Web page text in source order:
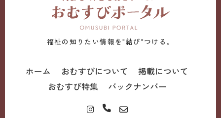
福祉の知りたい情報を"結び"つける。
ホーム おむすびについて
掲載について
おむすび特集
バックナンバー